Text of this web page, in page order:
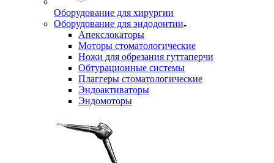
Оборудование для хирургии
Оборудование для эндодонтии
Апекслокаторы
Моторы стоматологические
Ножи для обрезания гуттаперчи
Обтурационные системы
Плаггеры стоматологические
Эндоактиваторы
Эндомоторы